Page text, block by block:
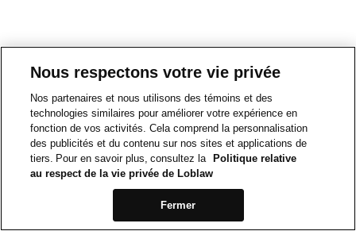
Nous respectons votre vie privée
Nos partenaires et nous utilisons des témoins et des
technologies similaires pour améliorer votre expérience en
fonction de vos activités. Cela comprend la personnalisation
des publicités et du contenu sur nos sites et applications de
tiers. Pour en savoir plus, consultez la
Politique relative
au respect de la vie privée de Loblaw
Fermer